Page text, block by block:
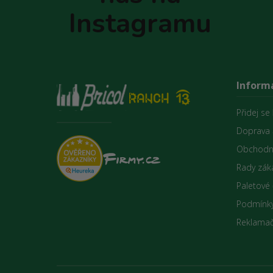
Instagramu
Přidej se
Doprava
Rady